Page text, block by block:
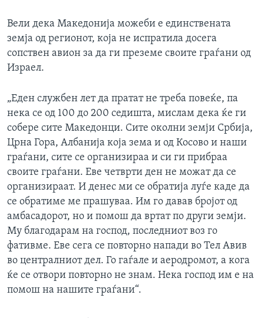
Вели дека Македонија можеби е единствената
земја од регионот, која не испратила досега
сопствен авион за да ги преземе своите граѓани од
Израел.
„Еден службен лет да пратат не треба повеќе, па
нека се од 100 до 200 седишта, мислам дека ќе ги
собере сите Македонци. Сите околни земји Србија,
Црна Гора, Албанија која зема и од Косово и наши
граѓани, сите се организираа и си ги прибраа
своите граѓани. Еве четврти ден не можат да се
организираат. И денес ми се обратија луѓе каде да
се обратиме ме прашуваа. Им го давав бројот од
амбасадорот, но и помош да вртат по други земји.
Му благодарам на господ, последниот воз го
фативме. Еве сега се повторно напади во Тел Авив
во централниот дел. Го гаѓале и аеродромот, а кога
ќе се отвори повторно не знам. Нека господ им е на
помош на нашите граѓани“.